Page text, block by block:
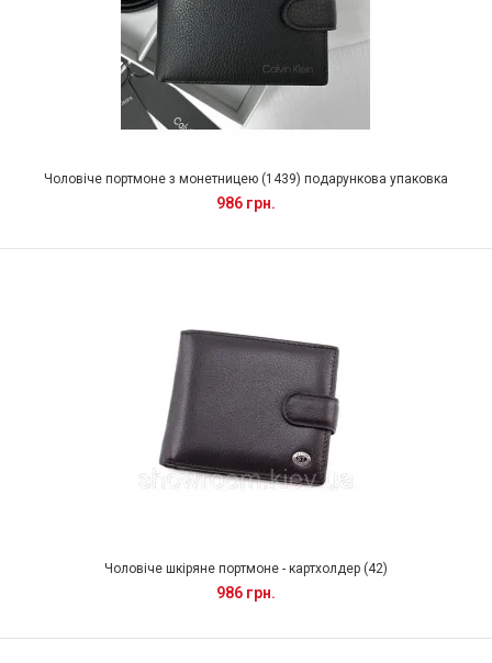
Чоловіче портмоне з монетницею (1439) подарункова упаковка
986 грн.
Чоловіче шкіряне портмоне - картхолдер (42)
986 грн.